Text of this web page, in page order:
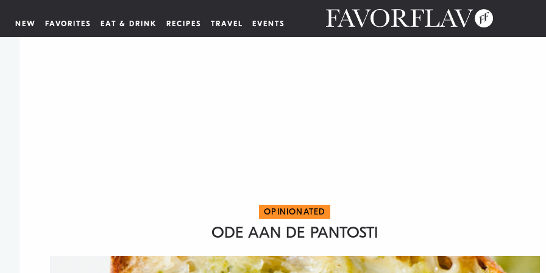
NEW FAVORITES EAT & DRINK RECIPES TRAVEL EVENTS
OPINIONATED
ODE AAN DE PANTOSTI